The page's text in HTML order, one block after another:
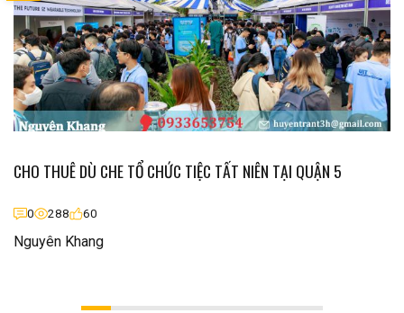
CHO THUÊ DÙ CHE TỔ CHỨC TIỆC TẤT NIÊN TẠI QUẬN 5
0 288 60
Nguyên Khang